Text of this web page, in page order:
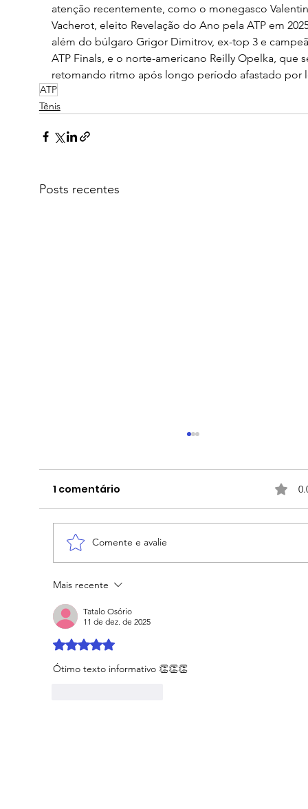
atenção recentemente, como o monegasco
Vacherot, eleito Revelação do Ano pela ATP em
além do búlgaro Grigor Dimitrov, ex-top 3 e
ATP Finals, e o norte-americano Reilly Opelka, que
retomando ritmo após longo período afastado por
ATP
Tênis
Posts recentes
carreira e encerra a temporada
1 comentário
Comente e avalie
Mais recente
Tatalo Osório
11 de dez. de 2025
Avaliado com 5 de 5 estrelas.
Ótimo texto informativo 👏👏👏